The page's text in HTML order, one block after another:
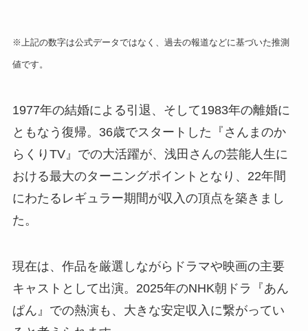
※上記の数字は公式データではなく、過去の報道などに基づいた推測
値です。
1977年の結婚による引退、そして1983年の離婚に
ともなう復帰。36歳でスタートした『さんまのか
らくりTV』での大活躍が、浅田さんの芸能人生に
おける最大のターニングポイントとなり、22年間
にわたるレギュラー期間が収入の頂点を築きまし
た。
現在は、作品を厳選しながらドラマや映画の主要
キャストとして出演。2025年のNHK朝ドラ『あん
ぱん』での熱演も、大きな安定収入に繋がってい